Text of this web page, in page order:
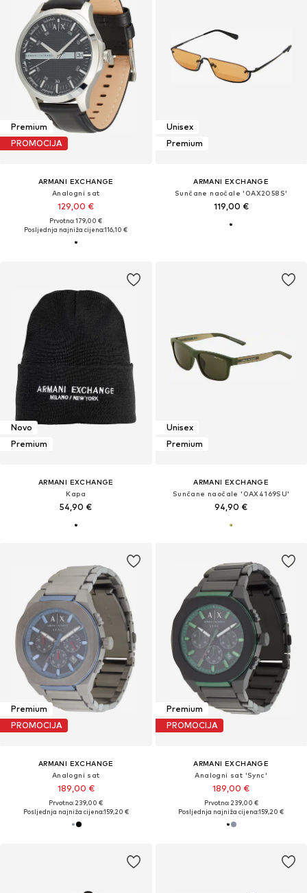
Premium
PROMOCIJA
ARMANI EXCHANGE
Analogni sat
129,00 €
Prvotno: 179,00 €
Posljednja najniža cijena:116,10 €
Unisex
Premium
ARMANI EXCHANGE
Sunčane naočale '0AX2058S'
119,00 €
Novo
Premium
ARMANI EXCHANGE
Kapa
54,90 €
Unisex
Premium
ARMANI EXCHANGE
Sunčane naočale '0AX4169SU'
94,90 €
Premium
PROMOCIJA
ARMANI EXCHANGE
Analogni sat
189,00 €
Prvotno: 239,00 €
Posljednja najniža cijena:159,20 €
Premium
PROMOCIJA
ARMANI EXCHANGE
Analogni sat 'Sync'
189,00 €
Prvotno: 239,00 €
Posljednja najniža cijena:159,20 €